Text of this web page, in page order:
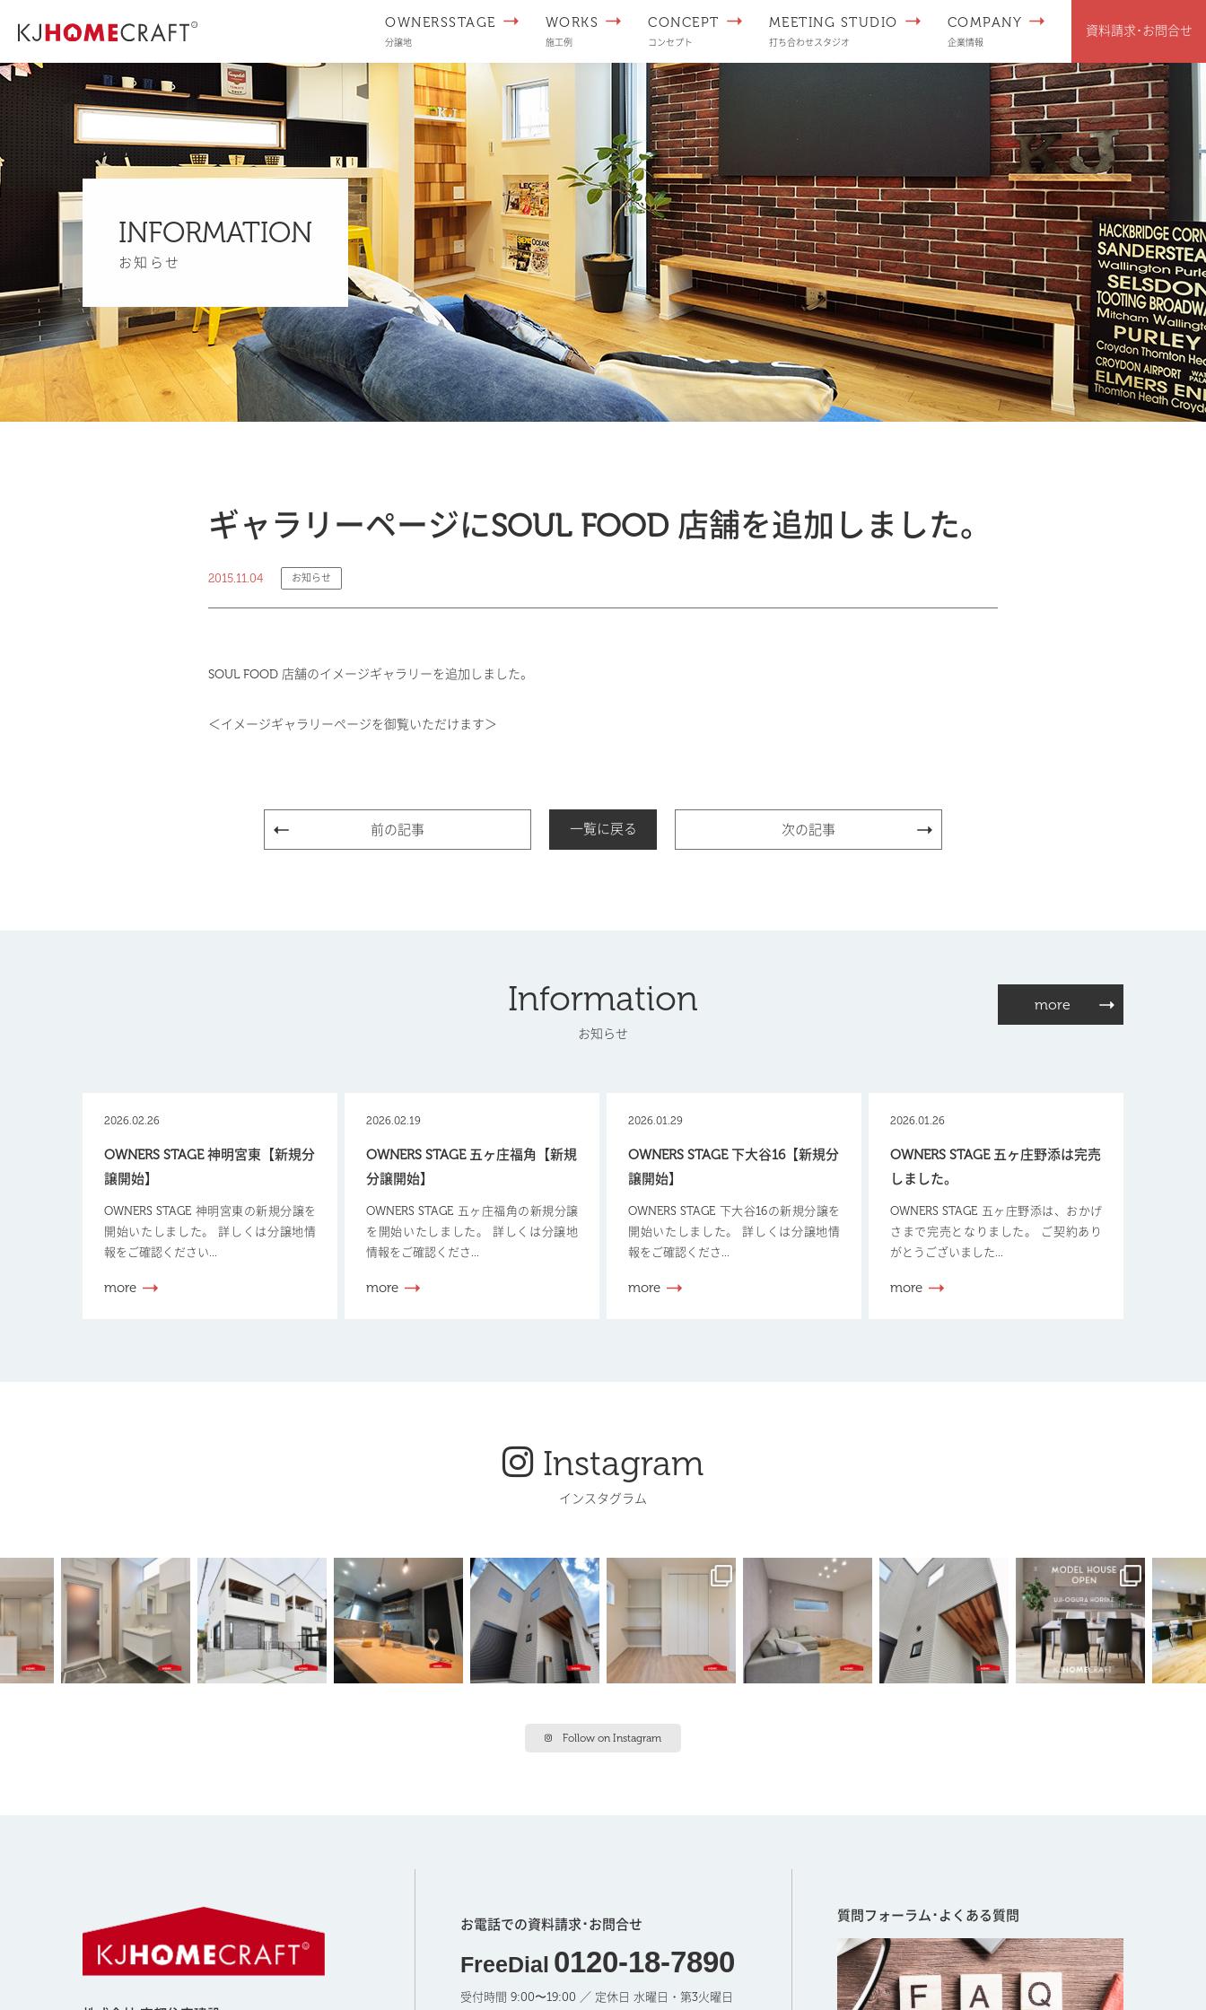
OWNERSSTAGE
分譲地
WORKS
施工例
CONCEPT
コンセプト
MEETING STUDIO
打ち合わせスタジオ
COMPANY
企業情報
資料請求･お問合せ
INFORMATION
お知らせ
ギャラリーページにSOUL FOOD 店舗を追加しました。
2015.11.04 お知らせ
SOUL FOOD 店舗のイメージギャラリーを追加しました。
＜イメージギャラリーページを御覧いただけます＞
前の記事 一覧に戻る 次の記事
Information
お知らせ
2026.02.26
OWNERS STAGE 神明宮東【新規分
譲開始】
OWNERS STAGE 神明宮東の新規分譲を
開始いたしました。 詳しくは分譲地情
報をご確認ください...
more
2026.02.19
OWNERS STAGE 五ヶ庄福角【新規
分譲開始】
OWNERS STAGE 五ヶ庄福角の新規分譲
を開始いたしました。 詳しくは分譲地
情報をご確認くださ...
more
2026.01.29
OWNERS STAGE 下大谷16【新規分
譲開始】
OWNERS STAGE 下大谷16の新規分譲を
開始いたしました。 詳しくは分譲地情
報をご確認くださ...
more
2026.01.26
OWNERS STAGE 五ヶ庄野添は完売
しました。
OWNERS STAGE 五ヶ庄野添は、おかげ
さまで完売となりました。 ご契約あり
がとうございました...
more
more
Instagram
インスタグラム
Follow on Instagram
お電話での資料請求･お問合せ
FreeDial 0120-18-7890
受付時間 9:00〜19:00 ／ 定休日 水曜日・第3火曜日
質問フォーラム･よくある質問